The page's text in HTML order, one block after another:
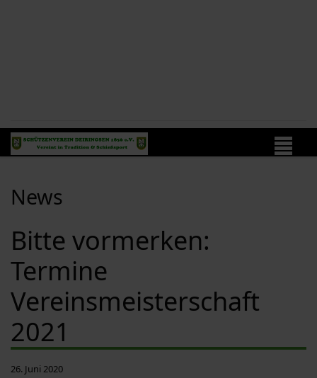
News
Bitte vormerken:
Termine
Vereinsmeisterschaft
2021
26. Juni 2020